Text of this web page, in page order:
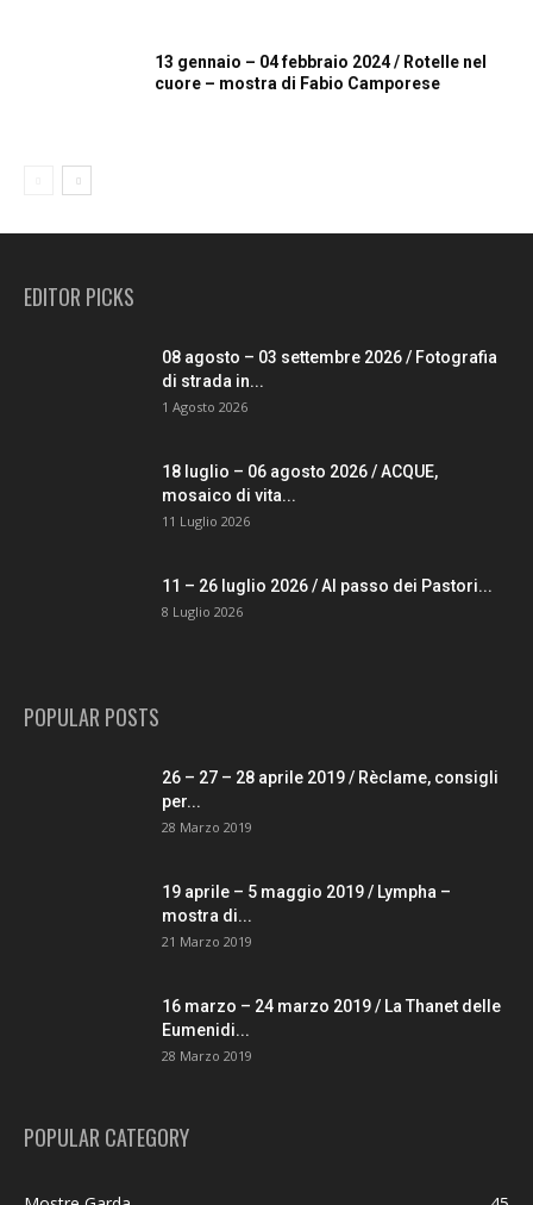
13 gennaio – 04 febbraio 2024 / Rotelle nel
cuore – mostra di Fabio Camporese
EDITOR PICKS
08 agosto – 03 settembre 2026 / Fotografia
di strada in...
1 Agosto 2026
18 luglio – 06 agosto 2026 / ACQUE,
mosaico di vita...
11 Luglio 2026
11 – 26 luglio 2026 / Al passo dei Pastori...
8 Luglio 2026
POPULAR POSTS
26 – 27 – 28 aprile 2019 / Rèclame, consigli
per...
28 Marzo 2019
19 aprile – 5 maggio 2019 / Lympha –
mostra di...
21 Marzo 2019
16 marzo – 24 marzo 2019 / La Thanet delle
Eumenidi...
28 Marzo 2019
POPULAR CATEGORY